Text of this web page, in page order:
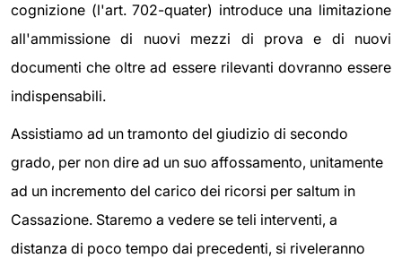
cognizione (l'art. 702-quater) introduce una limitazione
all'ammissione di nuovi mezzi di prova e di nuovi
documenti che oltre ad essere rilevanti dovranno essere
indispensabili.
Assistiamo ad un tramonto del giudizio di secondo
grado, per non dire ad un suo affossamento, unitamente
ad un incremento del carico dei ricorsi per saltum in
Cassazione. Staremo a vedere se teli interventi, a
distanza di poco tempo dai precedenti, si riveleranno